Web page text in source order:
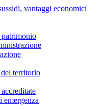
vantaggi economici
territorio
emergenza